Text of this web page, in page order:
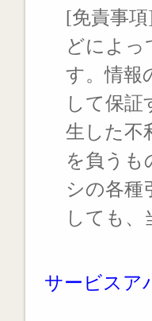
[免責事
どによっ
す。情報
して保
生した不
を負うも
シの各種
しても
サービスア